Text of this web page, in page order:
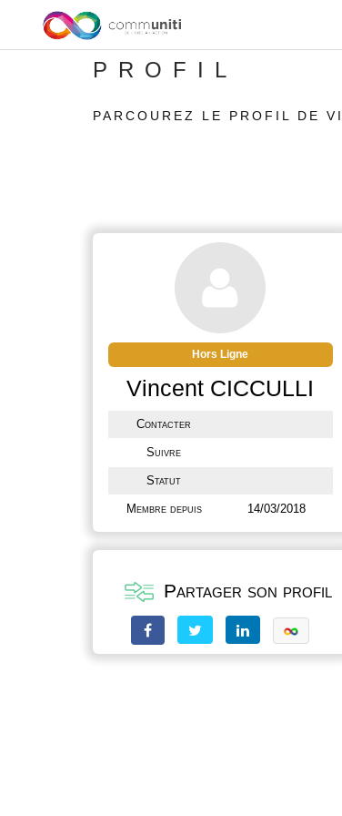
PROFIL
PARCOUREZ LE PROFIL DE
Hors Ligne
Vincent CICCULLI
Contacter
Suivre
Statut
Membre depuis 14/03/2018
Partager son profil